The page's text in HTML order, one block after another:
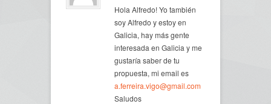
Hola Alfredo! Yo también
soy Alfredo y estoy en
Galicia, hay más gente
interesada en Galicia y me
gustaría saber de tu
propuesta, mi email es
a.ferreira.vigo@gmail.com
Saludos